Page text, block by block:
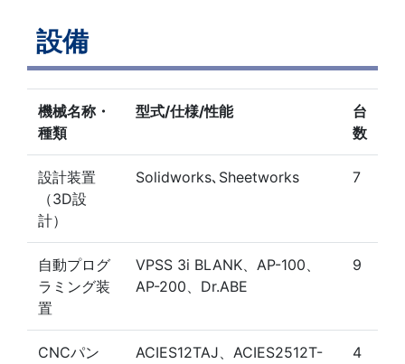
設備
機械名称・
種類
型式/仕様/性能
台
数
設計装置
（3D設
計）
Solidworks､Sheetworks 7
自動プログ
ラミング装
置
VPSS 3i BLANK、AP-100、
AP-200、Dr.ABE
9
CNCパン
ACIES12TAJ、ACIES2512T-
4